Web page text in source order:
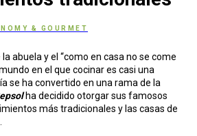
& GOURMET
abuela y el “como en casa no se come
en el que cocinar es casi una
se ha convertido en una rama de la
ha decidido otorgar sus famosos
más tradicionales y las casas de